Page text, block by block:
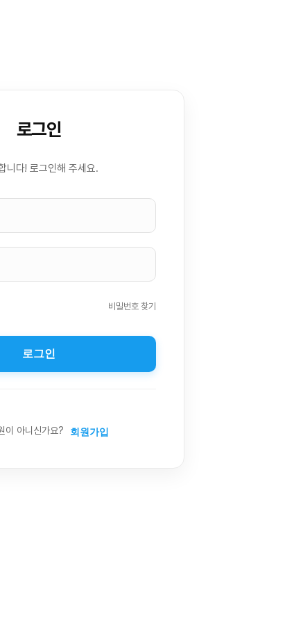
로그인
니다! 로그인해 주세요.
비밀번호 찾기
로그인
이 아니신가요? 회원가입